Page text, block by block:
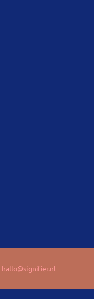
hallo@signifier.nl